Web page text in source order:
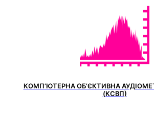
КОМП’ЮТЕРНА ОБ’ЄКТИВНА
(КСВП)